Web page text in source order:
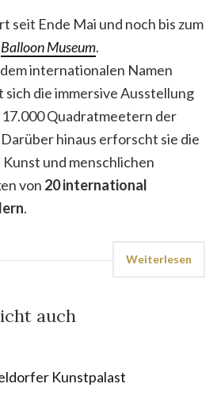
seit Ende Mai und noch bis zum
Balloon Museum.
internationalen Namen
sich die immersive Ausstellung
Quadratmeetern der
hinaus erforscht sie die
und menschlichen
von 20 international
.
Weiterlesen
auch